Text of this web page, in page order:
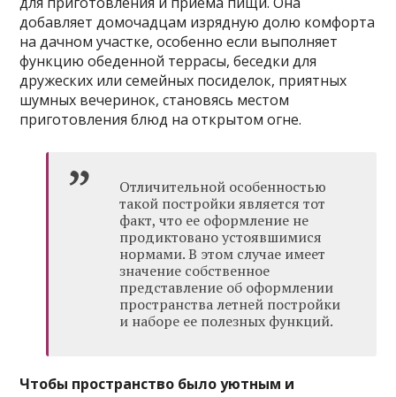
добавляет домочадцам изрядную долю комфорта
на дачном участке, особенно если выполняет
функцию обеденной террасы, беседки для
дружеских или семейных посиделок, приятных
шумных вечеринок, становясь местом
приготовления блюд на открытом огне.
Отличительной особенностью
такой постройки является тот
факт, что ее оформление не
продиктовано устоявшимися
нормами. В этом случае имеет
значение собственное
представление об оформлении
пространства летней постройки
и наборе ее полезных функций.
Чтобы пространство было уютным и